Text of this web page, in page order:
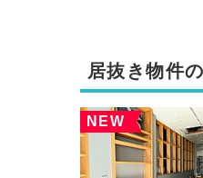
居抜き物件
NEW